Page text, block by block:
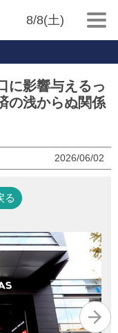
8/8(土)
に影響与えるっ
の浅からぬ関係
2026/06/02
る